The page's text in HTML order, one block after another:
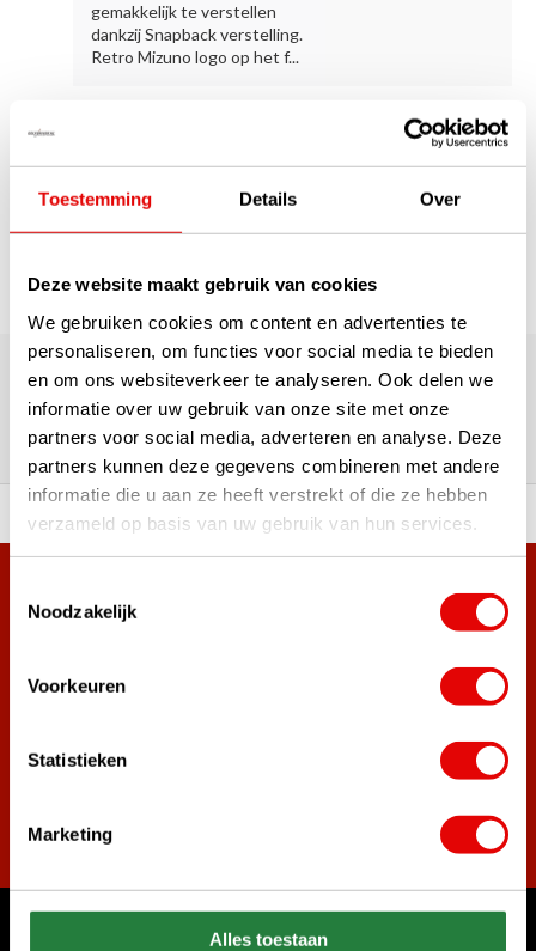
Toestemming Details Over
Deze website maakt gebruik van cookies
We gebruiken cookies om content en advertenties te
personaliseren, om functies voor social media te bieden
en om ons websiteverkeer te analyseren. Ook delen we
informatie over uw gebruik van onze site met onze
partners voor social media, adverteren en analyse. Deze
partners kunnen deze gegevens combineren met andere
informatie die u aan ze heeft verstrekt of die ze hebben
verzameld op basis van uw gebruik van hun services.
Noodzakelijk
Voorkeuren
Statistieken
Marketing
Alles toestaan
gemakkelijk te verstellen
dankzij Snapback verstelling.
Retro Mizuno logo op het f...
Pagina 1 van 1
180.000+ Klanten | 5.000+ Reviews | Trusted Shops, TrustPilot,
Google
Reviews: Onze klanten aan het
woord
A-merken! Vóór 15:00 besteld,
Meer dan 38.000 klanten hebben zich al
aangemeld.
golf aanbiedingen!